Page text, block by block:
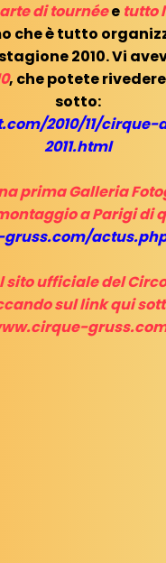
di tournéee tutto
che è tutto
2010. Vi
, che potete
sotto:
2010/11/
2011.html
prima Galleria
a Parigi di
ufficiale del
sul link qui